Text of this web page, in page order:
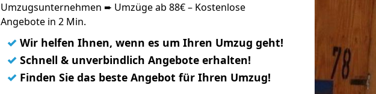
Umzugsunternehmen ➨ Umzüge ab 88€ – Kostenlose
Angebote in 2 Min.
✓ Wir helfen Ihnen, wenn es um Ihren Umzug geht!
✓ Schnell & unverbindlich Angebote erhalten!
✓ Finden Sie das beste Angebot für Ihren Umzug!